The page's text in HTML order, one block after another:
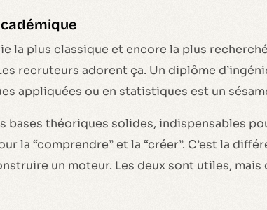
la plus classique et encore la plus
recruteurs adorent ça. Un diplôme
appliquées ou en statistiques est un
bases théoriques solides, indispensables
la “comprendre” et la “créer”. C’est la
un moteur. Les deux sont utiles, mais